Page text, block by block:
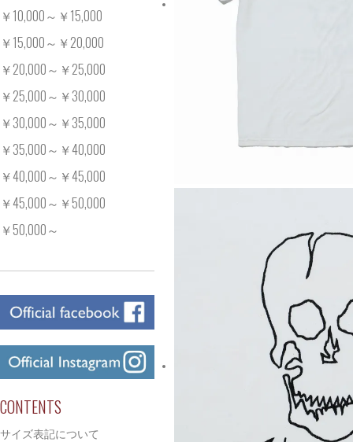
￥10,000～￥15,000
￥15,000～￥20,000
￥20,000～￥25,000
￥25,000～￥30,000
￥30,000～￥35,000
￥35,000～￥40,000
￥40,000～￥45,000
￥45,000～￥50,000
￥50,000～
CONTENTS
サイズ表記について